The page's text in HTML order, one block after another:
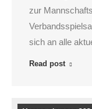
zur
sich an alle
Read post